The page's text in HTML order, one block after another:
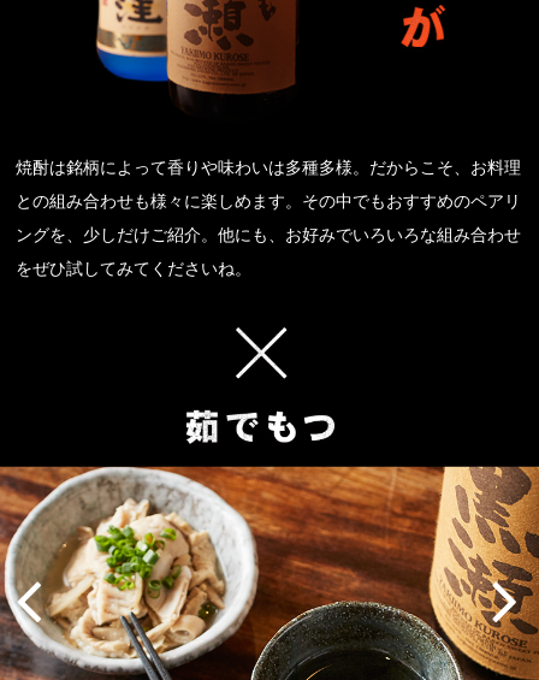
焼酎は銘柄によって香りや味わいは多種多様。だからこそ、お料理
との組み合わせも様々に楽しめます。その中でもおすすめのペアリ
ングを、少しだけご紹介。他にも、お好みでいろいろな組み合わせ
をぜひ試してみてくださいね。